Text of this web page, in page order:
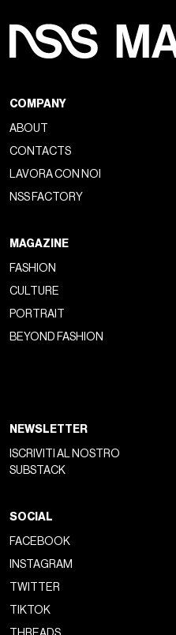
COMPANY
ABOUT
CONTACTS
LAVORA CON NOI
NSS FACTORY
MAGAZINE
FASHION
CULTURE
PORTRAIT
BEYOND FASHION
NEWSLETTER
ISCRIVITI AL NOSTRO
SUBSTACK
SOCIAL
FACEBOOK
INSTAGRAM
TWITTER
TIKTOK